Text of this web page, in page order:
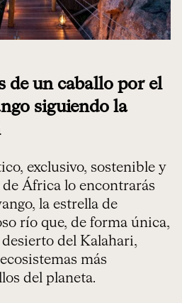
de un caballo por el
siguiendo la
exclusivo, sostenible y
África lo encontrarás
la estrella de
río que, de forma única,
del Kalahari,
más
del planeta.